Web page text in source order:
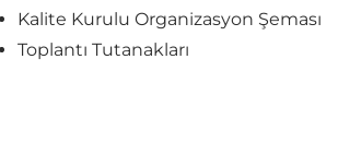
Kalite Kurulu Organizasyon Şeması
Toplantı Tutanakları